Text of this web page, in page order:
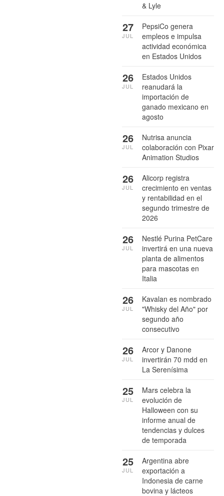
& Lyle
PepsiCo genera
empleos e impulsa
actividad económica
en Estados Unidos
27
JUL
Estados Unidos
reanudará la
importación de
ganado mexicano en
agosto
26
JUL
Nutrisa anuncia
colaboración con Pixar
Animation Studios
26
JUL
Alicorp registra
crecimiento en ventas
y rentabilidad en el
segundo trimestre de
2026
26
JUL
Nestlé Purina PetCare
invertirá en una nueva
planta de alimentos
para mascotas en
Italia
26
JUL
Kavalan es nombrado
"Whisky del Año" por
segundo año
consecutivo
26
JUL
Arcor y Danone
invertirán 70 mdd en
La Serenísima
26
JUL
Mars celebra la
evolución de
Halloween con su
informe anual de
tendencias y dulces
de temporada
25
JUL
Argentina abre
exportación a
Indonesia de carne
bovina y lácteos
25
JUL